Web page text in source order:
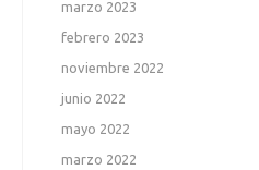
marzo 2023
febrero 2023
noviembre 2022
junio 2022
mayo 2022
marzo 2022